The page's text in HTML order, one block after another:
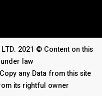
2021 © Content on this
law
any Data from this site
its rightful owner